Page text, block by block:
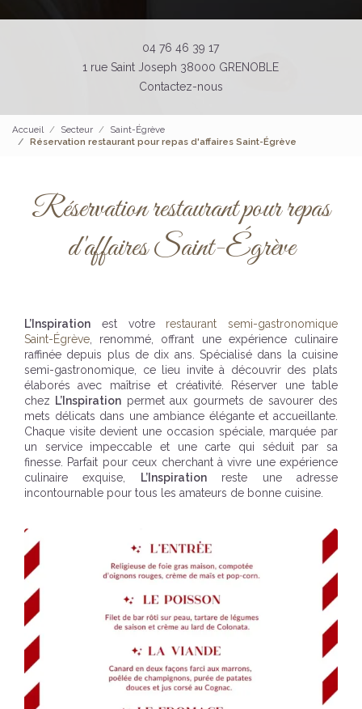
04 76 46 39 17
1 rue Saint Joseph 38000 GRENOBLE
Contactez-nous
Accueil Secteur
Saint-Égrève
Réservation restaurant pour repas d'affaires Saint-Égrève
Réservation restaurant pour repas
d'affaires Saint-Égrève
L’Inspiration est votre restaurant semi-gastronomique
Saint-Égrève , renommé, offrant une expérience culinaire
raffinée depuis plus de dix ans. Spécialisé dans la cuisine
semi-gastronomique, ce lieu invite à découvrir des plats
élaborés avec maîtrise et créativité. Réserver une table
chez L’Inspiration permet aux gourmets de savourer des
mets délicats dans une ambiance élégante et accueillante.
Chaque visite devient une occasion spéciale, marquée par
un service impeccable et une carte qui séduit par sa
finesse. Parfait pour ceux cherchant à vivre une expérience
culinaire exquise,
L’Inspirationreste une adresse
incontournable pour tous les amateurs de bonne cuisine.